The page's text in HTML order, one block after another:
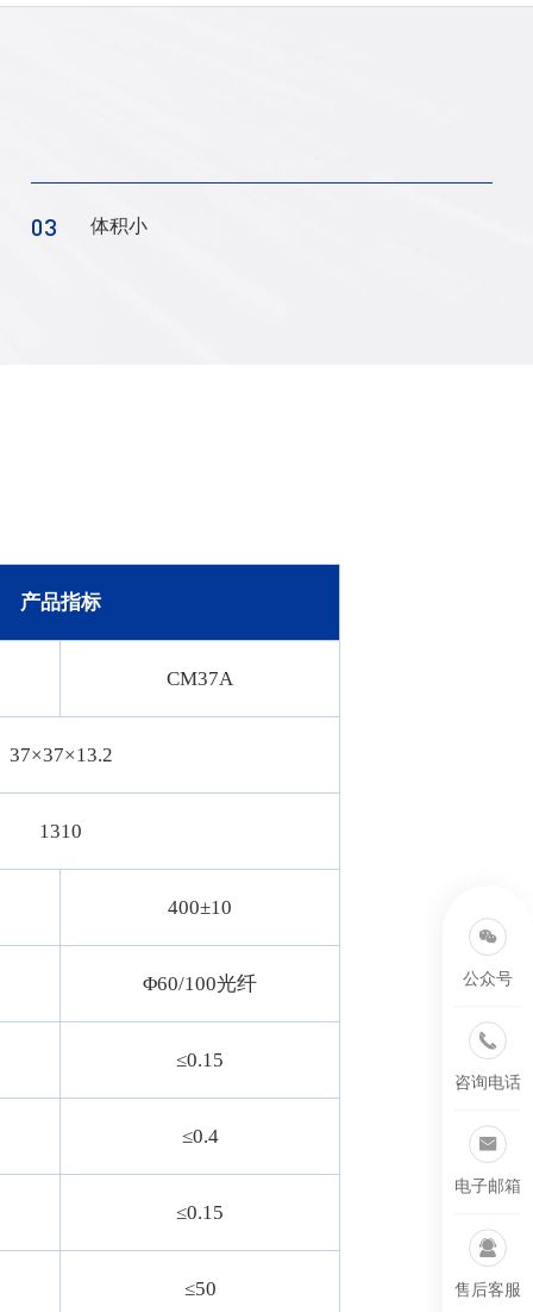
03 体积小
产品指标
CM37A
37×37×13.2
1310
400±10
Φ60/100光纤
≤0.15
≤0.4
≤0.15
≤50
公众号
咨询电话
电子邮箱
售后客服